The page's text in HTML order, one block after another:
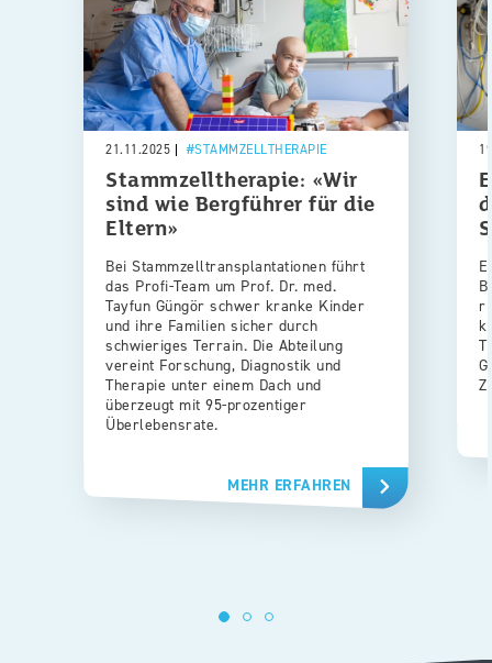
21.11.2025 STAMMZELLTHERAPIE
Stammzelltherapie: «Wir
sind wie Bergführer für die
Eltern»
Bei Stammzelltransplantationen führt
das Profi-Team um Prof. Dr. med.
Tayfun Güngör schwer kranke Kinder
und ihre Familien sicher durch
schwieriges Terrain. Die Abteilung
vereint Forschung, Diagnostik und
Therapie unter einem Dach und
überzeugt mit 95-prozentiger
Überlebensrate.
MEHR ERFAHREN